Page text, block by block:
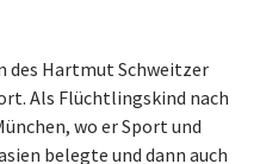
des Hartmut Schweitzer
Als Flüchtlingskind nach
wo er Sport und
belegte und dann auch